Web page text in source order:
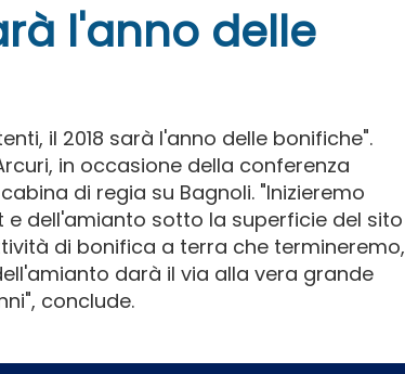
l'anno delle
il 2018 sarà l'anno delle bonifiche".
in occasione della conferenza
di regia su Bagnoli. "Inizieremo
dell'amianto sotto la superficie del sito
di bonifica a terra che termineremo,
darà il via alla vera grande
conclude.